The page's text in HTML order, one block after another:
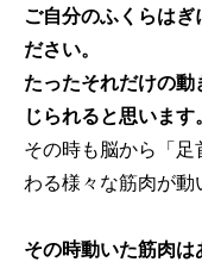
ご自分のふくらはぎ
ださい。
たったそれだけの
じられると思います。
その時も脳から「
わる様々な筋肉が動
その時動いた筋肉は